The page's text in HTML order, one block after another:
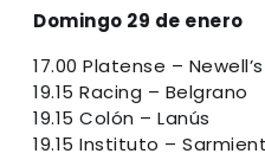
Domingo 29 de enero
17.00 Platense – Newell’s
19.15 Racing – Belgrano
19.15 Colón – Lanús
19.15 Instituto –